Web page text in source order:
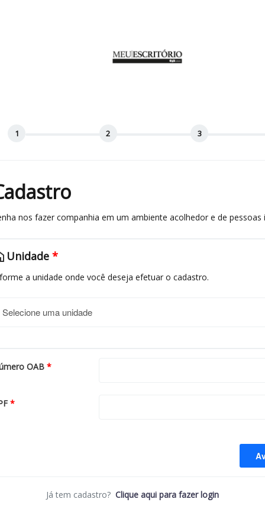
nos fazer companhia em um ambiente acolhedor e de pessoas
Unidade *
a unidade onde você deseja efetuar o cadastro.
OAB *
*
Já tem cadastro? Clique aqui para fazer login